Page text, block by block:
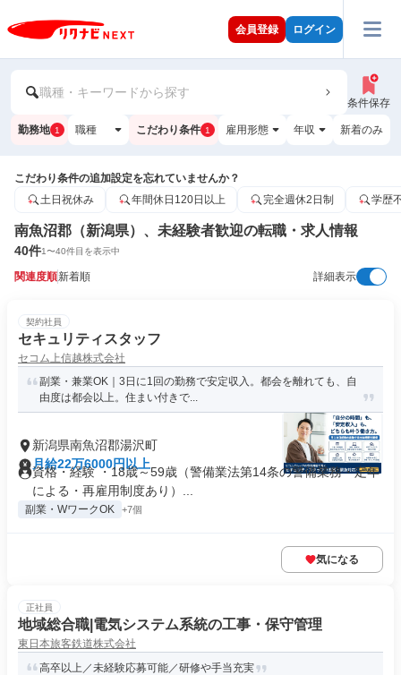
会員登録 ログイン
職種・キーワードから探す
条件保存
勤務地 1 職種 こだわり条件 1 雇用形態 年収 新着のみ
こだわり条件の追加設定を忘れていませんか？
土日祝休み
年間休日120日以上 完全週休2日制 学歴
南魚沼郡（新潟県）、未経験者歓迎の転職・求人情報
40件1〜40件目を表示中
関連度順新着順 詳細表示
契約社員
セキュリティスタッフ
セコム上信越株式会社
副業・兼業OK｜3日に1回の勤務で安定収入。都会を離れても、自
由度は都会以上。住まい付きで...
新潟県南魚沼郡湯沢町
月給22万6000円以上
資格・経験 ・18歳～59歳（警備業法第14条の警備業務・定年
による・再雇用制度あり）...
副業・WワークOK +7個
気になる
正社員
地域総合職|電気システム系統の工事・保守管理
東日本旅客鉄道株式会社
高卒以上／未経験応募可能／研修や手当充実